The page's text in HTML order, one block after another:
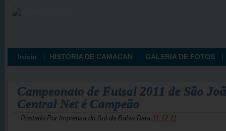
Início HISTÓRIA DE CAMACAN GALERIA DE FOTOS
Campeonato de Futsal 2011 de São
Central Net é Campeão
Postado Por Imprensa do Sul da Bahia Data 11.12.11